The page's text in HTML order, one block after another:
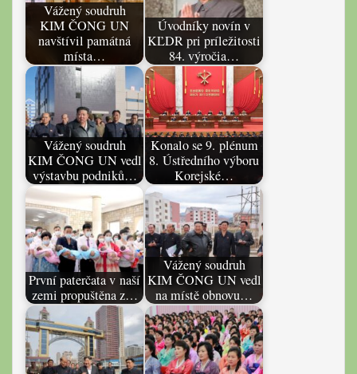
Vážený soudruh
KIM ČONG UN
navštívil památná
místa…
Úvodníky novín v
KĽDR pri príležitosti
84. výročia…
Vážený soudruh
KIM ČONG UN vedl
výstavbu podniků…
Konalo se 9. plénum
8. Ústředního výboru
Korejské…
První paterčata v naší
zemi propuštěna z…
Vážený soudruh
KIM ČONG UN vedl
na místě obnovu…